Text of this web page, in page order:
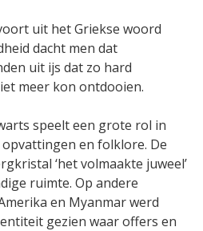
uit het Griekse woord
dacht men dat
uit ijs dat zo hard
meer kon ontdooien.
speelt een grote rol in
en folklore. De
‘het volmaakte juweel’
ruimte. Op andere
en Myanmar werd
gezien waar offers en